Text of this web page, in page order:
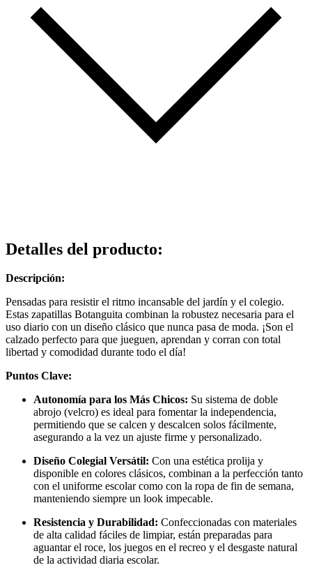
Detalles del producto:
Descripción:
Pensadas para resistir el ritmo incansable del jardín y el colegio.
Estas zapatillas Botanguita combinan la robustez necesaria para el
uso diario con un diseño clásico que nunca pasa de moda. ¡Son el
calzado perfecto para que jueguen, aprendan y corran con total
libertad y comodidad durante todo el día!
Puntos Clave:
Autonomía para los Más Chicos: Su sistema de doble
abrojo (velcro) es ideal para fomentar la independencia,
permitiendo que se calcen y descalcen solos fácilmente,
asegurando a la vez un ajuste firme y personalizado.
Diseño Colegial Versátil: Con una estética prolija y
disponible en colores clásicos, combinan a la perfección tanto
con el uniforme escolar como con la ropa de fin de semana,
manteniendo siempre un look impecable.
Resistencia y Durabilidad: Confeccionadas con materiales
de alta calidad fáciles de limpiar, están preparadas para
aguantar el roce, los juegos en el recreo y el desgaste natural
de la actividad diaria escolar.